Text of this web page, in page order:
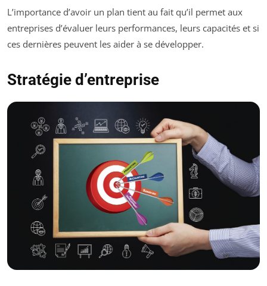
L’importance d’avoir un plan tient au fait qu’il permet aux
entreprises d’évaluer leurs performances, leurs capacités et si
ces dernières peuvent les aider à se développer.
Stratégie d’entreprise